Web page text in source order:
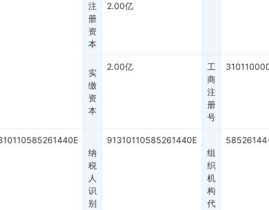
注
册
资
本
2.00亿
实
缴
资
本
2.00亿
工
商
注
册
号
纳
税
人
识
别
91310110585261440E
组
织
机
构
代